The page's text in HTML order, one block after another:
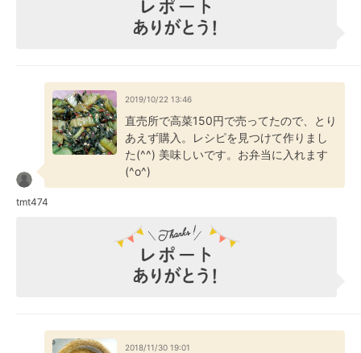
2019/10/22 13:46
直売所で高菜150円で売ってたので、とり
あえず購入。レシピを見つけて作りまし
た(^^) 美味しいです。お弁当に入れます
(^o^)
tmt474
2018/11/30 19:01